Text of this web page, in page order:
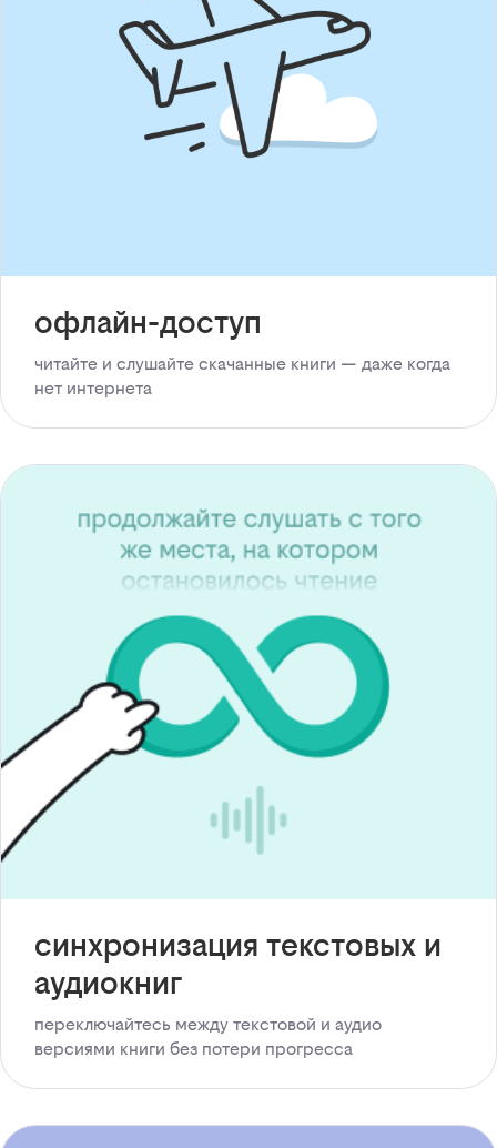
офлайн-доступ
читайте и слушайте скачанные книги — даже когда
нет интернета
синхронизация текстовых и
аудиокниг
переключайтесь между текстовой и аудио
версиями книги без потери прогресса